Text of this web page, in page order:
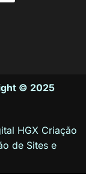
© 2025
HGX Criação
de Sites e